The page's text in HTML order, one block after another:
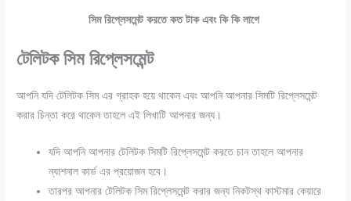
সিম রিপ্লেসমেন্ট করতে কত টাক এবং কি কি লাগে
টেলিটক সিম রিপ্লেসমেন্ট
আপনি যদি টেলিটক সিম এর গ্রাহক হয়ে থাকেন এবং আপনি আপনার সিমটি রিপ্লেসমেন্ট
করার চিন্তা করে থাকেন তাহলে এই লিখাটি আপনার জন্য।
যদি আপনি আপনার টেলিটক সিমটি রিপ্লেসমেন্ট করতে চান তাহলে আপনার
ন্যাশনাল কার্ড এর প্রয়োজন হবে।
তারপর আপনার টেলিটক সিম রিপ্লেসমেন্ট করার জন্য নিকটস্থ কাস্টমার কেয়ারে